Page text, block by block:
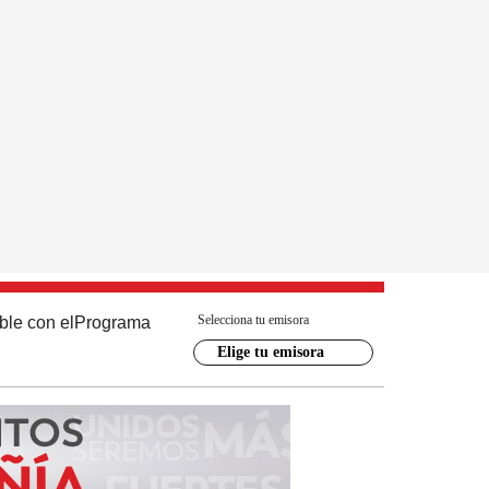
con el Programa Selecciona tu emisora
Elige tu emisora